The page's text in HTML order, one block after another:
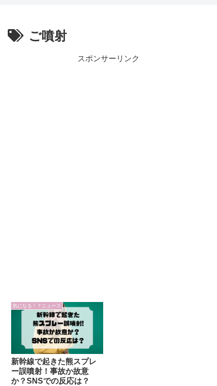
ご噴射
スポンサーリンク
気になる！？ニュース
新幹線で起きた熊スプレ
ー誤噴射！事故か故意
か？SNSでの反応は？